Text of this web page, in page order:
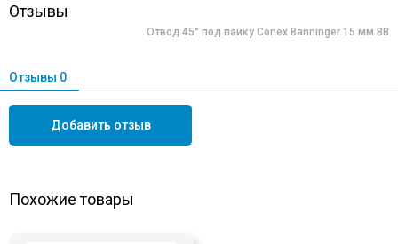
Отзывы
Отвод 45° под пайку Conex Banninger 15 мм ВВ
Отзывы 0
Добавить отзыв
Похожие товары